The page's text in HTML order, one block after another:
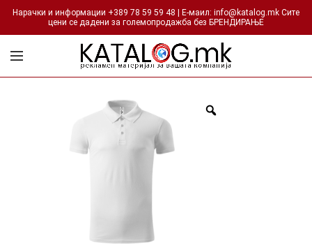
Нарачки и информации +389 78 59 59 48 | Е-маил: info@katalog.mk Сите
цени се дадени за големопродажба без БРЕНДИРАЊЕ